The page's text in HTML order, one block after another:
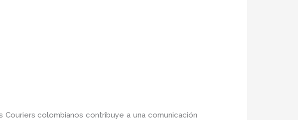
colombianos contribuye a una comunicación